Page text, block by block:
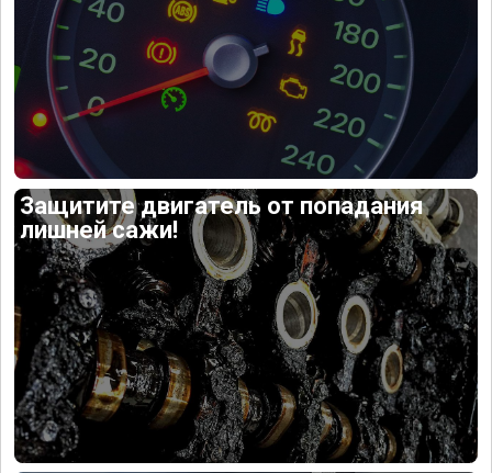
Защитите двигатель от попадания
лишней сажи!